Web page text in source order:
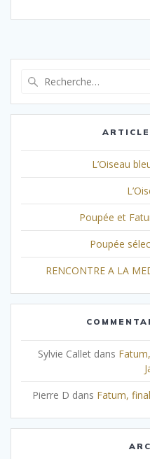
L’Oiseau
Poupée et
Poupée
RENCONTRE A LA
Sylvie Callet dans
Pierre D dans Fatum,